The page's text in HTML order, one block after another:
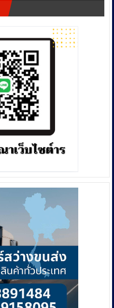
ประชา
เดือด!
รวม
ประท้วง
การ
เคหะฯ
สั่ง
โค่น
ต้นไม้
ใหญ่
เกลี้ยง
แฉ
ซ้ำ
ปล่อย
โทรม-
เปอร์ฯ
ปิด
วังเวง
เหมือน
ป่าช้า